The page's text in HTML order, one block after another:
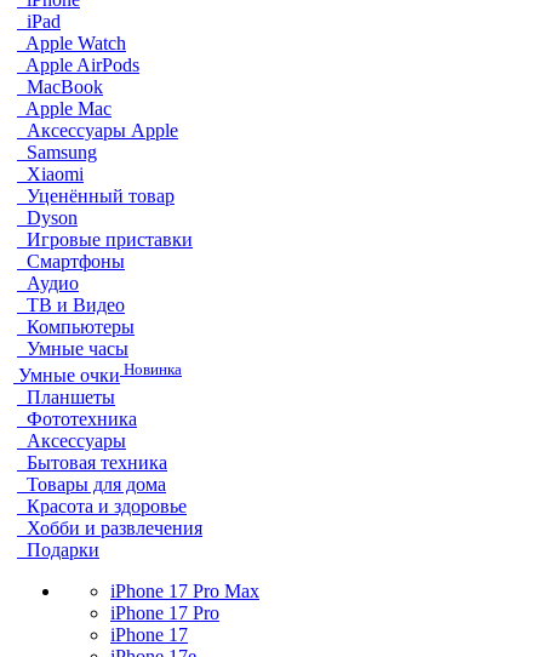
iPad
Apple Watch
Apple AirPods
MacBook
Apple Mac
Аксессуары Apple
Samsung
Xiaomi
Уценённый товар
Dyson
Игровые приставки
Смартфоны
Аудио
ТВ и Видео
Компьютеры
Умные часы
Умные очки Новинка
Планшеты
Фототехника
Аксессуары
Бытовая техника
Товары для дома
Красота и здоровье
Хобби и развлечения
Подарки
iPhone 17 Pro Max
iPhone 17 Pro
iPhone 17